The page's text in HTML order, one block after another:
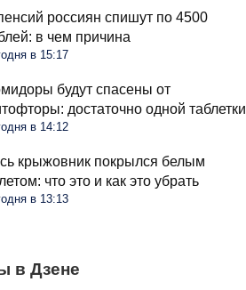
россиян спишут по 4500
в чем причина
в 15:17
будут спасены от
достаточно одной таблетки
в 14:12
крыжовник покрылся белым
что это и как это убрать
в 13:13
в ДзенеРоссии ждут большие
в августе: запретят садиться
могут получить подарок к
позади громко сигналит и